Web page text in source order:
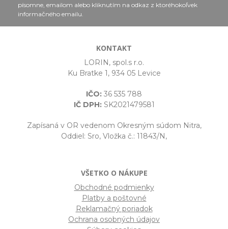
písomne, emailom alebo kliknutím na odkaz z ktoréhokoľvek
informačného emailu.
KONTAKT
LORIN, spol.s r.o.
Ku Bratke 1, 934 05 Levice
IČO: 36 535 788
IČ DPH:SK2021479581
Zapísaná v OR vedenom Okresným súdom Nitra,
Oddiel: Sro, Vložka č.: 11843/N,
VŠETKO O NÁKUPE
Obchodné podmienky
Platby a poštovné
Reklamačný poriadok
Ochrana osobných údajov